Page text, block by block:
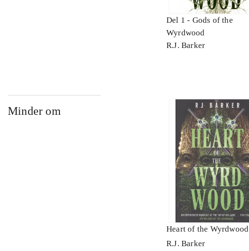
Del 1 - Gods of the
Wyrdwood
R.J. Barker
Minder om
Heart of the Wyrdwood
R.J. Barker